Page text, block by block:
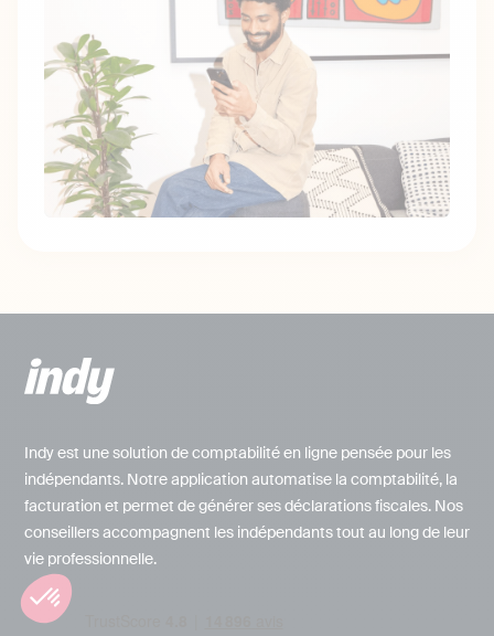
Indy est une solution de comptabilité en ligne pensée pour les
indépendants. Notre application automatise la comptabilité, la
facturation et permet de générer ses déclarations fiscales. Nos
conseillers accompagnent les indépendants tout au long de leur
vie professionnelle.